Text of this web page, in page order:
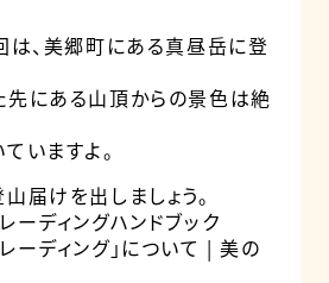
、美郷町にある真昼岳に登
にある山頂からの景色は絶
いますよ。
届けを出しましょう。
ーディングハンドブック
ーディング」について | 美の